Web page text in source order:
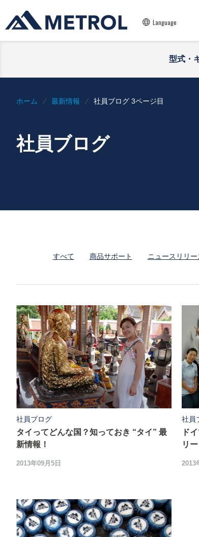
Language
型式・
ホーム 最新情報 社員ブログ 3ページ目
社員ブログ
すべて 商品サポート ニュースリリー
社員ブログ
タイってどんな国？知っておき “タイ” 最
新情報！
2013年09月5日
社員
ド
リ
2013